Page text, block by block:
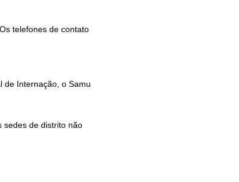
telefones de contato
de Internação, o Samu
sedes de distrito não